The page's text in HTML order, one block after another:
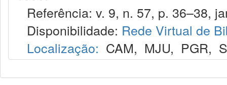
Referência: v. 9, n. 57, p. 36–38,
Disponibilidade: Rede Virtual de
Localização: CAM, MJU, PGR,